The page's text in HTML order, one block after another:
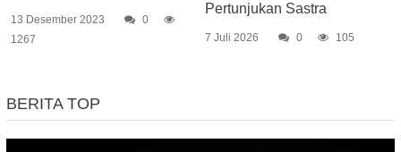
13 Desember 2023
0
1267
Pertunjukan Sastra
7 Juli 2026 0 105
BERITA TOP